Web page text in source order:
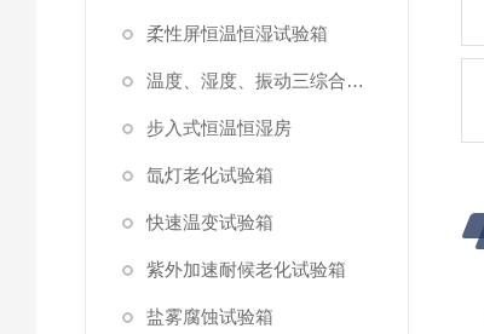
柔性屏恒温恒湿试验箱
温度、湿度、振动三综合试验箱
步入式恒温恒湿房
氙灯老化试验箱
快速温变试验箱
紫外加速耐候老化试验箱
盐雾腐蚀试验箱